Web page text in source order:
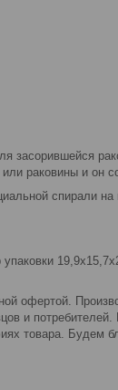
засорившейся
раковины и он
спирали
упаковки
офертой.
и
товара.